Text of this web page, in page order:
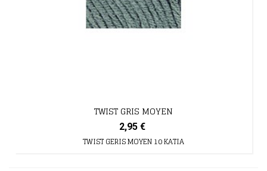
TWIST GRIS MOYEN
2,95 €
TWIST GERIS MOYEN 10 KATIA